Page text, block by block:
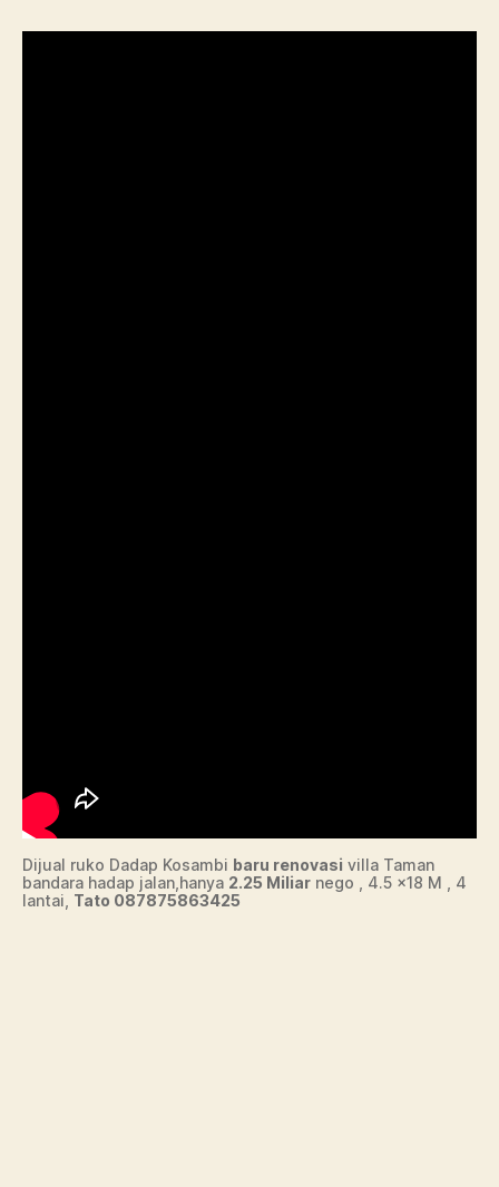
Dijual ruko Dadap Kosambi baru renovasi villa Taman
bandara hadap jalan,hanya 2.25 Miliar nego , 4.5 x18 M , 4
lantai, Tato 087875863425